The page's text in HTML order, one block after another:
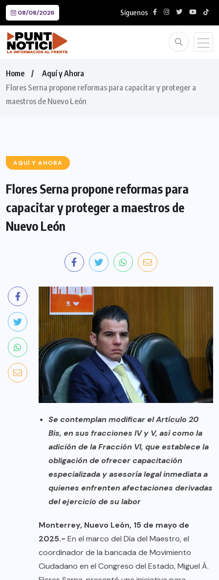
08/08/2026 Síguenos
Home
Aquí y Ahora
Flores Serna propone reformas para capacitar y proteger a
maestros de Nuevo León
AQUÍ Y AHORA
Flores Serna propone reformas para
capacitar y proteger a maestros de
Nuevo León
Se contemplan modificar el Artículo 20
Bis, en sus fracciones IV y V, así como la
adición de la Fracción VI, que establece la
obligación de ofrecer capacitación
especializada y asesoría legal inmediata a
quienes enfrenten afectaciones derivadas
del ejercicio de su labor
Monterrey, Nuevo León, 15 de mayo de
2025.- En el marco del Día del Maestro, el
coordinador de la bancada de Movimiento
Ciudadano en el Congreso del Estado, Miguel Á.